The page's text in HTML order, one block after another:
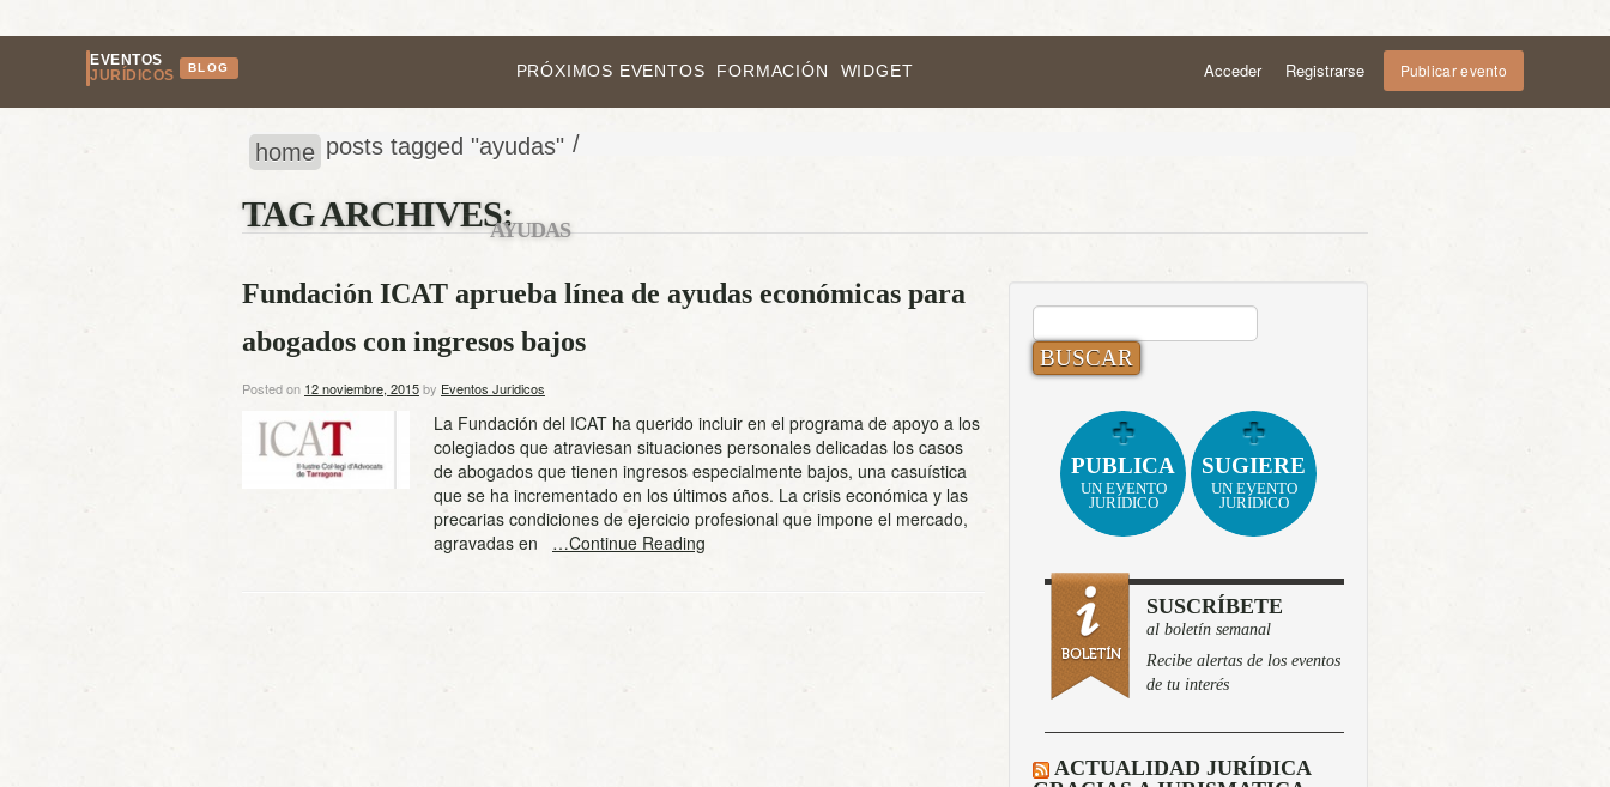
EVENTOS
JURÍDICOS
BLOG PRÓXIMOS EVENTOS FORMACIÓN WIDGET Acceder Registrarse Publicar evento
home /
posts tagged "ayudas"
TAG ARCHIVES:AYUDAS
Fundación ICAT aprueba línea de ayudas económicas para
abogados con ingresos bajos
Posted on 12 noviembre, 2015by Eventos Juridicos
La Fundación del ICAT ha querido incluir en el programa de apoyo a los
colegiados que atraviesan situaciones personales delicadas los casos
de abogados que tienen ingresos especialmente bajos, una casuística
que se ha incrementado en los últimos años. La crisis económica y las
precarias condiciones de ejercicio profesional que impone el mercado,
agravadas en …Continue Reading
BUSCAR:
PUBLICA
UN EVENTO
JURÍDICO
SUGIERE
UN EVENTO
JURÍDICO
SUSCRÍBETE
al boletín semanal
Recibe alertas de los eventos
de tu interés
ACTUALIDAD JURÍDICA